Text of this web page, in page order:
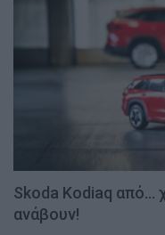
Skoda Kodiaq από…
ανάβουν!